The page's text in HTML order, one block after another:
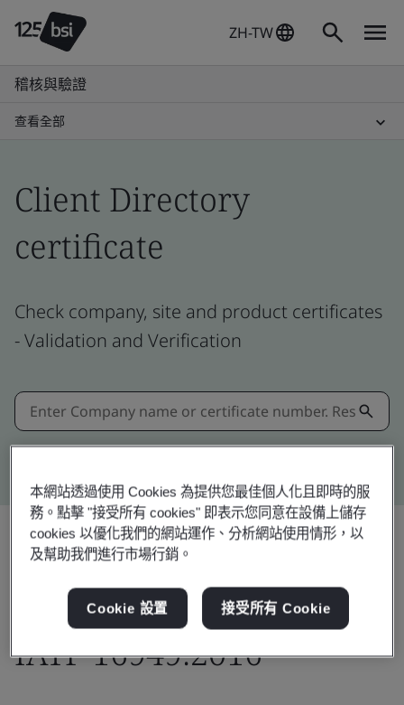
ZH-TW
稽核與驗證
查看全部
Client Directory
certificate
Check company, site and product certificates
- Validation and Verification
IATF 16949:2016
本網站透過使用 Cookies 為提供您最佳個人化且即時的服
務。點擊 "接受所有 cookies" 即表示您同意在設備上儲存
cookies 以優化我們的網站運作、分析網站使用情形，以
及幫助我們進行市場行銷。
Cookie 設置 接受所有 Cookie